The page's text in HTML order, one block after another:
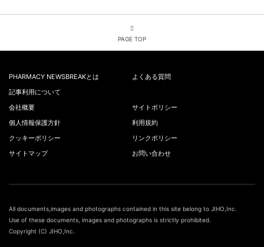
PAGE TOP
PHARMACY NEWSBREAKとは
よくある質問
記事利用について
会社概要
サイトポリシー
個人情報保護方針
利用規約
クッキーポリシー
リンクポリシー
サイトマップ
お問い合わせ
All documents,images and photographs contained in this site belong to JIHO,Inc.
Use of these documents, images and photographs is strictly prohibited.
Copyright (C) JIHO,Inc.